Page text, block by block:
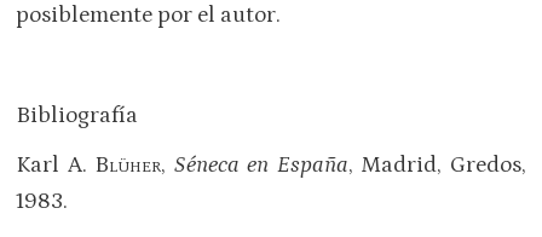
posiblemente por el autor.
Bibliografía
Karl A. Blüher, Séneca en España, Madrid, Gredos,
1983.